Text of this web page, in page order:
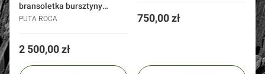
bransoletka bursztyny
czarne rubiny złoto 585 Dark
PUTA ROCA
Cena
2 500,00 zł
Cena
750,00 zł